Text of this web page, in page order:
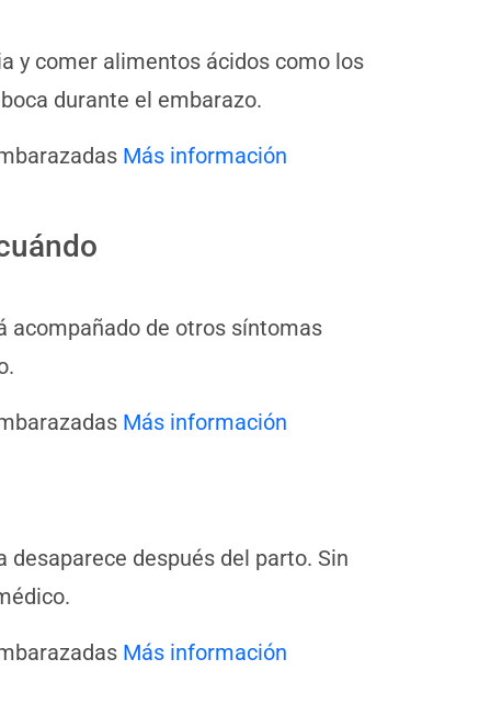
y comer alimentos ácidos como los
durante el embarazo.
Más información
acompañado de otros síntomas
Más información
desaparece después del parto. Sin
Más información